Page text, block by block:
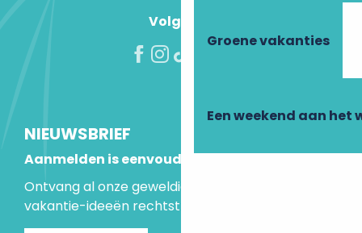
Groene vakanties
Een weekend aan het
Volg ons!
NIEUWSBRIEF
Aanmelden is eenvoudig
Ontvang al onze geweldige aanbiedingen en
vakantie-ideeën rechtstreeks in je inbox.